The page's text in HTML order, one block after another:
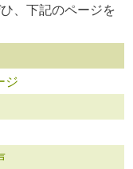
、下記のページを
ジ